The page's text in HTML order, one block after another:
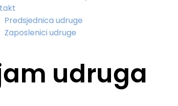
Predsjednica udruge
Zaposlenici udruge
udruga